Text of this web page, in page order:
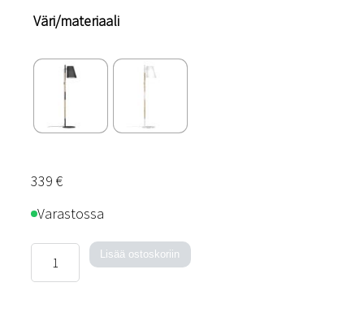
Väri/materiaali
339 €
Varastossa
lattiavalaisin
Lisää ostoskoriin